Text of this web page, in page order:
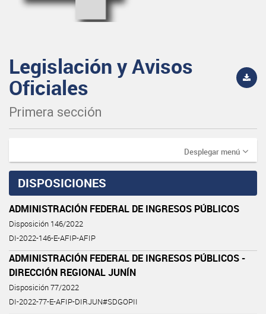
Legislación y Avisos
Oficiales
Primera sección
Desplegar menú
DISPOSICIONES
ADMINISTRACIÓN FEDERAL DE INGRESOS PÚBLICOS
Disposición 146/2022
DI-2022-146-E-AFIP-AFIP
ADMINISTRACIÓN FEDERAL DE INGRESOS PÚBLICOS -
DIRECCIÓN REGIONAL JUNÍN
Disposición 77/2022
DI-2022-77-E-AFIP-DIRJUN#SDGOPII